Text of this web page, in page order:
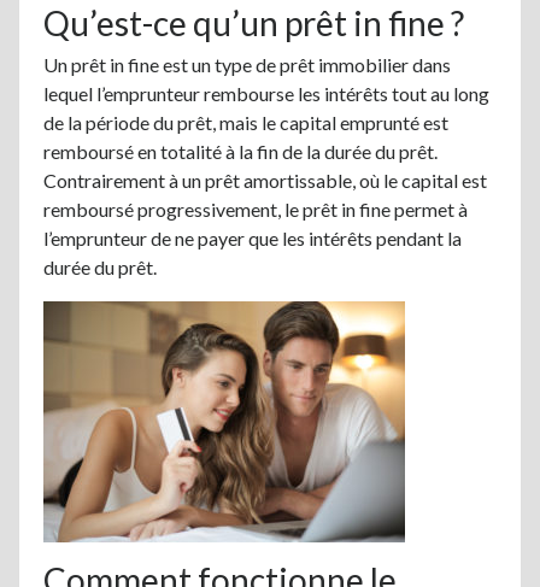
Qu’est-ce qu’un prêt in fine ?
Un prêt in fine est un type de prêt immobilier dans
lequel l’emprunteur rembourse les intérêts tout au long
de la période du prêt, mais le capital emprunté est
remboursé en totalité à la fin de la durée du prêt.
Contrairement à un prêt amortissable, où le capital est
remboursé progressivement, le prêt in fine permet à
l’emprunteur de ne payer que les intérêts pendant la
durée du prêt.